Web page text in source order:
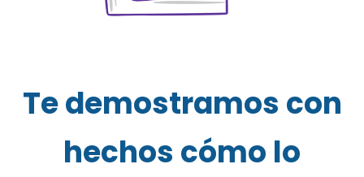
Te demostramos con
hechos cómo lo